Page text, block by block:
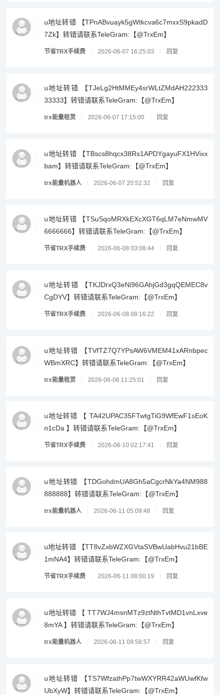
u地址转错 【TPnABvuayk5gWtkcva6c7mxxS9pkadD
7Zk】转错请联系TeleGram:【@TrxEm】
节省TRX手续费 2026-06-07 16:25:03 回复
u地址转错 【TJeLg2HtMMEy4srWLtZMdAH222333
33333】转错请联系TeleGram:【@TrxEm】
trx能量租赁 2026-06-07 17:15:00 回复
u地址转错 【TBscs8hqcx38Rs1APDYgayuFX1HVixx
bam】转错请联系TeleGram:【@TrxEm】
trx能量机器人 2026-06-07 20:52:32 回复
u地址转错 【TSuSqoMRXkEXcXGT6qLM7eNmwMV
6666666】转错请联系TeleGram:【@TrxEm】
节省TRX手续费 2026-06-08 03:08:44 回复
u地址转错 【TKJDrxQ3eNi96GAhjGd3gqQEMEC8v
CgDYV】转错请联系TeleGram:【@TrxEm】
节省TRX手续费 2026-06-08 08:16:22 回复
u地址转错 【TVfTZ7Q7YPsAW6VMEM41xARnbpec
WBmXRC】转错请联系TeleGram:【@TrxEm】
trx能量租赁 2026-06-08 11:25:01 回复
u地址转错 【 TA42UPAC35FTwtgTiG9WfEwF1sEoK
n1cDa 】转错请联系TeleGram:【@TrxEm】
节省TRX手续费 2026-06-10 02:17:41 回复
u地址转错 【TDGohdmUA8Gh5aCgcrNkYa4NM988
888888】转错请联系TeleGram:【@TrxEm】
trx能量机器人 2026-06-11 05:09:48 回复
u地址转错 【TT8vZxbWZXGVtaSVBwUabHvu21bBE
1mNA4】转错请联系TeleGram:【@TrxEm】
节省TRX手续费 2026-06-11 08:00:19 回复
u地址转错 【 TT7WJ4msnMTz9ztNthTvtMD1vnLxve
8mYA 】转错请联系TeleGram:【@TrxEm】
trx能量机器人 2026-06-11 09:58:57 回复
u地址转错 【TS7WfzathPp7twWXYRR42aWUwfKfw
UbXyW】转错请联系TeleGram:【@TrxEm】